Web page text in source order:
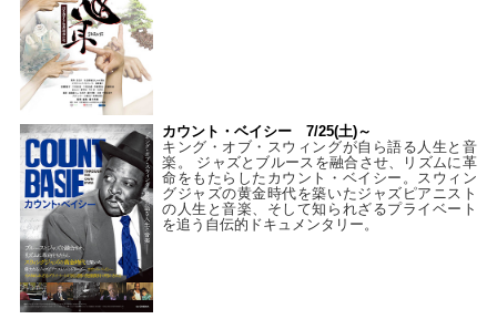
カウント・ベイシー 7/25(土)～
キング・オブ・スウィングが自ら語る人生と音
楽。 ジャズとブルースを融合させ、リズムに革
命をもたらしたカウント・ベイシー。スウィン
グジャズの黄金時代を築いたジャズピアニスト
の人生と音楽、そして知られざるプライベート
を追う自伝的ドキュメンタリー。